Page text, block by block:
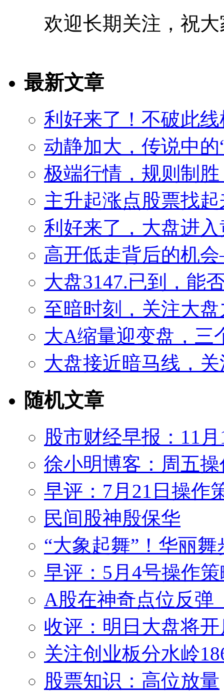
欢迎长期关注，祝大
最新文章
利好来了！不破此
动静加大，传说中的
极端行情，规则制胜
主升起涨点股票找
利好来了，大盘进
高开低走背后的机
大盘3147.已到，能
至暗时刻，关注大
大A缩量迎变盘，三
大盘接近暗马线，
随机文章
股市财经早报：11
徐小明博客：周五
早评：7月21日操作
民间股神殷保华
“大象起舞”！华丽
早评：5月4号操作
A股在神奇点位反弹
收评：明日大盘将
关注创业板分水岭
股票知识：高位放量